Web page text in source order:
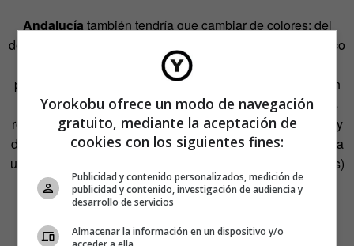
Andalucía también tendría que cambiar de colores: del
dominio verde y presencia blanca pasaría al dominio blanco
(que está en quince de sus diecinueve equipos) con
presencia azul (presente en ocho equipos, tres de ellos en
tonos claros), dejando fuera los siete equipos con colores
rojos (uno de ellos morado), cinco de negro, tres de verde y
dos de amarillo. En laComunidad Valencianase dibujaría
una franja blanca (presente en diez de sus catorce equipos)
junto a una sucesión de barras azules (presente en siete
equipos) y negros o amarillos (presentes en cuatro),
dejando fuera el rojo de dos escuadras (una de ellas
Yorokobu ofrece un modo de navegación
gratuito, mediante la aceptación de
cookies con los siguientes fines:
Publicidad y contenido personalizados, medición de
publicidad y contenido, investigación de audiencia y
desarrollo de servicios
Almacenar la información en un dispositivo y/o